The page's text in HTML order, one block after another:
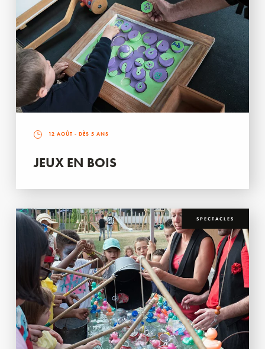
12 AOÛT - DÈS 5 ANS
JEUX EN BOIS
SPECTACLES